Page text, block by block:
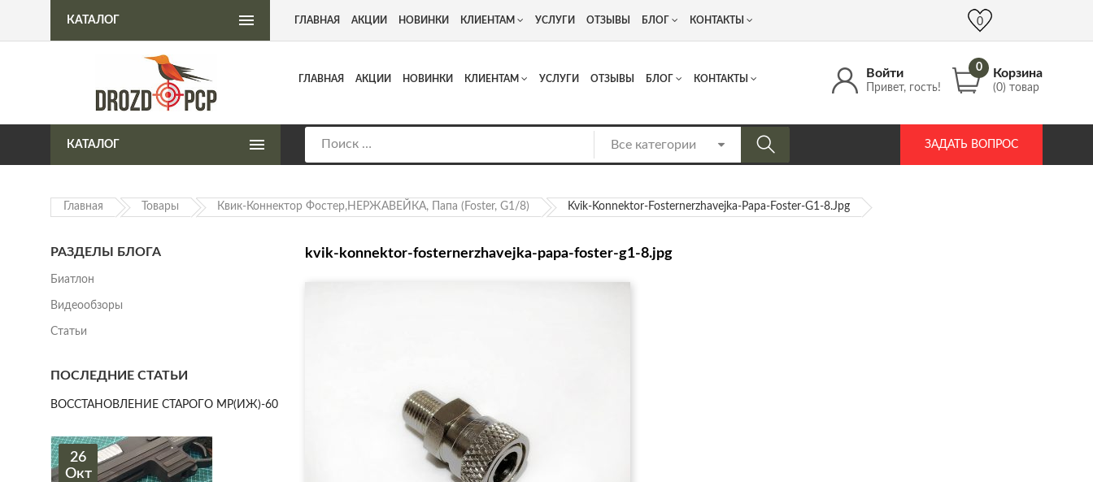
Интернет-магазин пневматического оружия Адрес: г. Москва, Люберцы, Котельнический проезд 13 +7 (917) 537 17 16 info@DrozdPcp.ru
Войти
Привет, гость!
0 Корзина
(0) товар
ГЛАВНАЯ АКЦИИ НОВИНКИ КЛИЕНТАМ УСЛУГИ ОТЗЫВЫ БЛОГ КОНТАКТЫ
КАТАЛОГ ЗАДАТЬ ВОПРОС
КАТАЛОГ ГЛАВНАЯ АКЦИИ НОВИНКИ КЛИЕНТАМ УСЛУГИ ОТЗЫВЫ БЛОГ КОНТАКТЫ 0
Главная Товары Квик-Коннектор Фостер,НЕРЖАВЕЙКА, Папа (Foster, G1/8) Kvik-Konnektor-Fosternerzhavejka-Papa-Foster-G1-8.jpg
kvik-konnektor-fosternerzhavejka-papa-foster-g1-8.jpg
РАЗДЕЛЫ БЛОГА
Биатлон
Видеообзоры
Статьи
ПОСЛЕДНИЕ СТАТЬИ
ВОССТАНОВЛЕНИЕ СТАРОГО МР(ИЖ)-60
26
Окт